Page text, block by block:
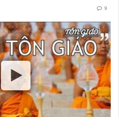
Là Gì?
Ở Ấn Độ, Vì Đâu Nên Nỗi?
Cố Hướng Con Bạn Trở Thành “Đứa
Biết Vâng Lời”
9